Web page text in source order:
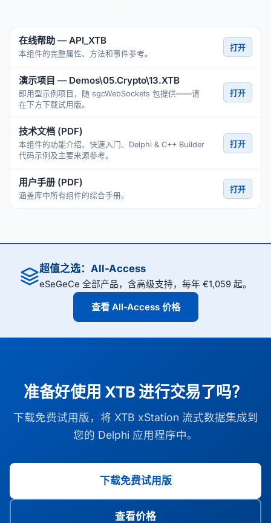
在线帮助 — API_XTB
本组件的完整属性、方法和事件参考。
打开
演示项目 — Demos\05.Crypto\13.XTB
即用型示例项目，随 sgcWebSockets 包提供——请
在下方下载试用版。
打开
技术文档 (PDF)
本组件的功能介绍、快速入门、Delphi & C++ Builder
代码示例及主要来源参考。
打开
用户手册 (PDF)
涵盖库中所有组件的综合手册。
打开
超值之选：All-Access
eSeGeCe 全部产品，含高级支持，每年 €1,059 起。
查看 All-Access 价格
准备好使用 XTB 进行交易了吗？
下载免费试用版，将 XTB xStation 流式数据集成到
您的 Delphi 应用程序中。
下载免费试用版
查看价格